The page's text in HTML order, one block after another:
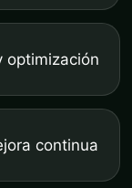
optimización
continua